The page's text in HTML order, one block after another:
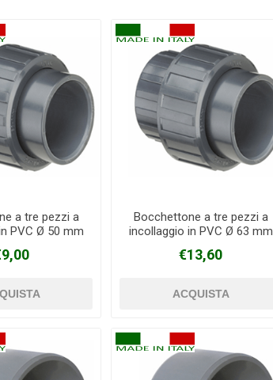
a tre pezzi a
PVC Ø 50 mm
Bocchettone a tre pezzi a
incollaggio in PVC Ø 63 mm
€13,60